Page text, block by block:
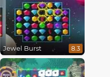
Jewel Burst 8.3